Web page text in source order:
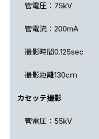
管電圧：75kV
管電流：200mA
撮影時間0.125sec
撮影距離130cｍ
カセッテ撮影
管電圧：55kV